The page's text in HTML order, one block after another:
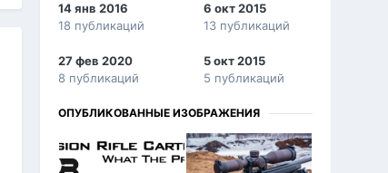
14 янв 2016
18 публикаций
6 окт 2015
13 публикаций
27 фев 2020
8 публикаций
5 окт 2015
5 публикаций
ОПУБЛИКОВАННЫЕ ИЗОБРАЖЕНИЯ